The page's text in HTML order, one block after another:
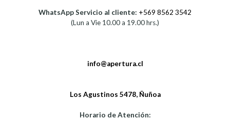
WhatsApp Servicio al cliente: +569 8562 3542
(Lun a Vie 10.00 a 19.00 hrs.)
info@apertura.cl
Los Agustinos 5478, Ñuñoa
Horario de Atención: